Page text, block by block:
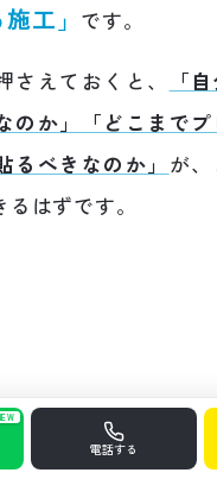
工」 です。
さえておくと、
「
のか」「どこまで
るべきなのか」 が
はずです。
クコーティン
メンテナンス
電話する